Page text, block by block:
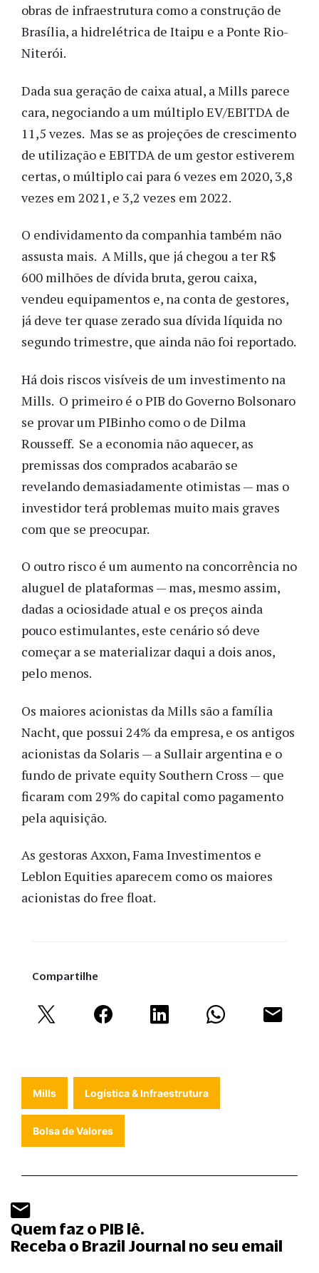
obras de infraestrutura como a construção de
Brasília, a hidrelétrica de Itaipu e a Ponte Rio-
Niterói.
Dada sua geração de caixa atual, a Mills parece
cara, negociando a um múltiplo EV/EBITDA de
11,5 vezes. Mas se as projeções de crescimento
de utilização e EBITDA de um gestor estiverem
certas, o múltiplo cai para 6 vezes em 2020, 3,8
vezes em 2021, e 3,2 vezes em 2022.
O endividamento da companhia também não
assusta mais. A Mills, que já chegou a ter R$
600 milhões de dívida bruta, gerou caixa,
vendeu equipamentos e, na conta de gestores,
já deve ter quase zerado sua dívida líquida no
segundo trimestre, que ainda não foi reportado.
Há dois riscos visíveis de um investimento na
Mills. O primeiro é o PIB do Governo Bolsonaro
se provar um PIBinho como o de Dilma
Rousseff. Se a economia não aquecer, as
premissas dos comprados acabarão se
revelando demasiadamente otimistas — mas o
investidor terá problemas muito mais graves
com que se preocupar.
O outro risco é um aumento na concorrência no
aluguel de plataformas — mas, mesmo assim,
dadas a ociosidade atual e os preços ainda
pouco estimulantes, este cenário só deve
começar a se materializar daqui a dois anos,
pelo menos.
Os maiores acionistas da Mills são a família
Nacht, que possui 24% da empresa, e os antigos
acionistas da Solaris — a Sullair argentina e o
fundo de private equity Southern Cross — que
ficaram com 29% do capital como pagamento
pela aquisição.
As gestoras Axxon, Fama Investimentos e
Leblon Equities aparecem como os maiores
acionistas do free float.
Compartilhe
Mills Logística & Infraestrutura
Bolsa de Valores
Quem faz o PIB lê.
Receba o Brazil Journal no seu email